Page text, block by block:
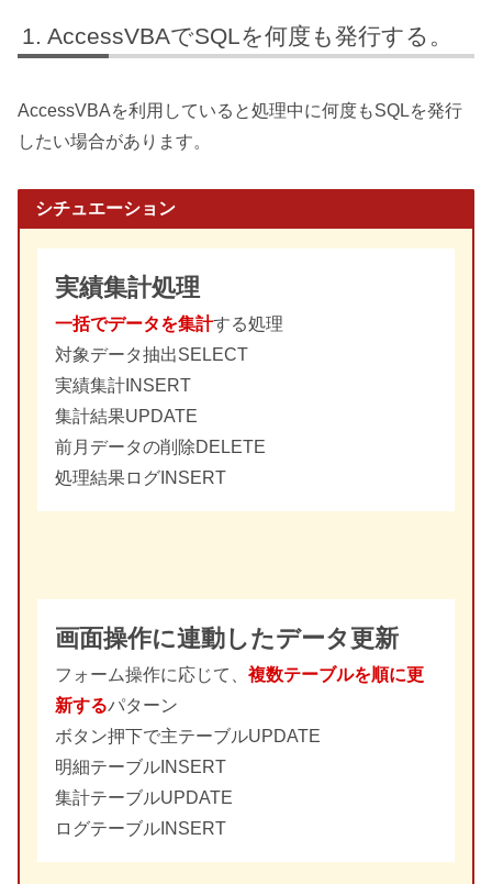
AccessVBAでSQLを何度も発行する。
AccessVBAを利用していると処理中に何度もSQLを発行
したい場合があります。
シチュエーション
実績集計処理
一括でデータを集計する処理
対象データ抽出SELECT
実績集計INSERT
集計結果UPDATE
前月データの削除DELETE
処理結果ログINSERT
画面操作に連動したデータ更新
フォーム操作に応じて、 複数テーブルを順に更
新するパターン
ボタン押下で主テーブルUPDATE
明細テーブルINSERT
集計テーブルUPDATE
ログテーブルINSERT